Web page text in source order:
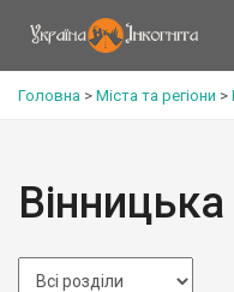
Головна > Міста та регіони >